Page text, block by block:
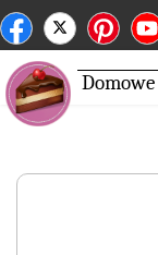
Domowe